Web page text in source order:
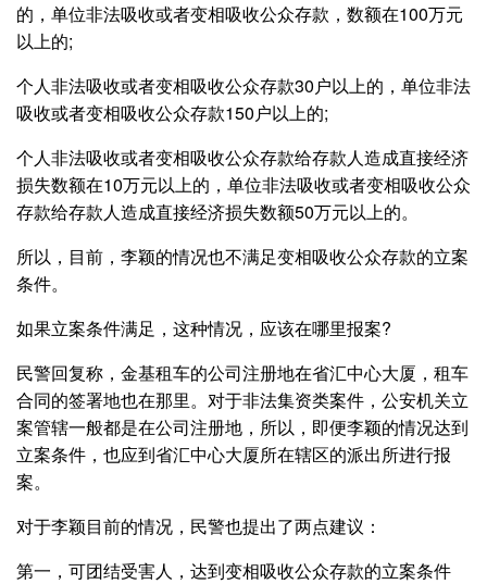
的，单位非法吸收或者变相吸收公众存款，数额在100万元
以上的;
个人非法吸收或者变相吸收公众存款30户以上的，单位非法
吸收或者变相吸收公众存款150户以上的;
个人非法吸收或者变相吸收公众存款给存款人造成直接经济
损失数额在10万元以上的，单位非法吸收或者变相吸收公众
存款给存款人造成直接经济损失数额50万元以上的。
所以，目前，李颖的情况也不满足变相吸收公众存款的立案
条件。
如果立案条件满足，这种情况，应该在哪里报案?
民警回复称，金基租车的公司注册地在省汇中心大厦，租车
合同的签署地也在那里。对于非法集资类案件，公安机关立
案管辖一般都是在公司注册地，所以，即便李颖的情况达到
立案条件，也应到省汇中心大厦所在辖区的派出所进行报
案。
对于李颖目前的情况，民警也提出了两点建议：
第一，可团结受害人，达到变相吸收公众存款的立案条件